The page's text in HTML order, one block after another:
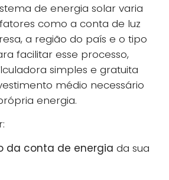
de energia solar varia
como a conta de luz
a região do país e o tipo
facilitar esse processo,
simples e gratuita
médio necessário
energia.
da conta de energia da sua